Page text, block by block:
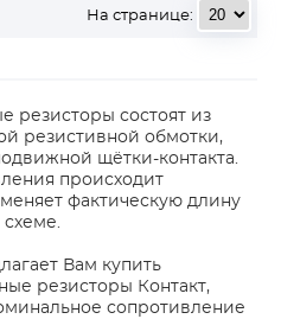
На странице:
резисторы состоят из
резистивной обмотки,
щётки-контакта.
происходит
фактическую длину
Вам купить
резисторы Контакт,
сопротивление